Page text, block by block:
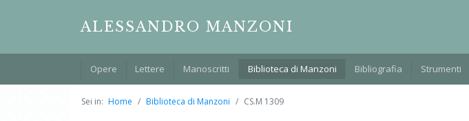
ALESSANDRO MANZONI
Opere Lettere Manoscritti Biblioteca di Manzoni Bibliografia Strumenti
Sei in: Home Biblioteca di Manzoni CS.M 1309